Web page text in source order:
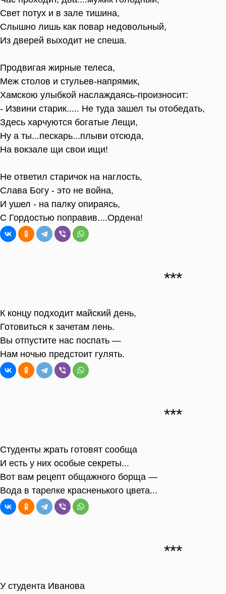
Свет потух и в зале тишина,
Слышно лишь как повар недовольный,
Из дверей выходит не спеша.
Продвигая жирные телеса,
Меж столов и стульев-напрямик,
Хамскою улыбкой наслаждаясь-произносит:
- Извини старик..... Не туда зашел ты отобедать,
Здесь харчуются богатые Лещи,
Ну а ты...пескарь...плыви отсюда,
На вокзале щи свои ищи!
Не ответил старичок на наглость,
Слава Богу - это не война,
И ушел - на палку опираясь,
С Гордостью поправив....Ордена!
К концу подходит майский день,
Готовиться к зачетам лень.
Вы отпустите нас поспать —
Нам ночью предстоит гулять.
Студенты жрать готовят сообща
И есть у них особые секреты...
Вот вам рецепт общажного борща —
Вода в тарелке красненького цвета...
У студента Иванова